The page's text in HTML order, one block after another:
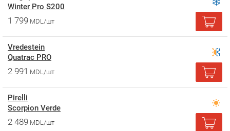
Winter Pro S200
1 799 MDL/шт
Vredestein
Quatrac PRO
2 991 MDL/шт
Pirelli
Scorpion Verde
2 489 MDL/шт